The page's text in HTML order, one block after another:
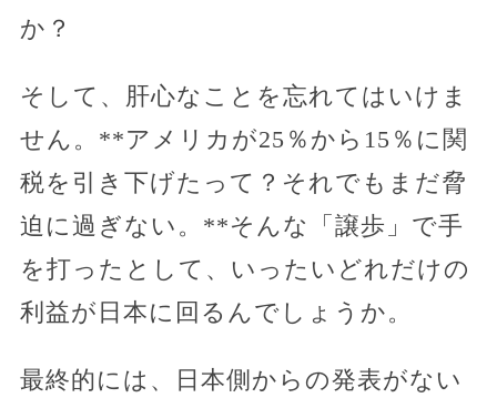
か？
そして、肝心なことを忘れてはいけま
せん。**アメリカが25％から15％に関
税を引き下げたって？それでもまだ脅
迫に過ぎない。**そんな「譲歩」で手
を打ったとして、いったいどれだけの
利益が日本に回るんでしょうか。
最終的には、日本側からの発表がない